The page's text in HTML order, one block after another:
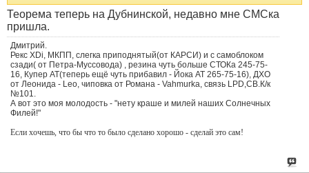
Теорема теперь на Дубнинской, недавно мне СМСка
пришла.
Дмитрий.
Рекс XDi, МКПП, слегка приподнятый(от КАРСИ) и с самоблоком
сзади( от Петра-Муссовода) , резина чуть больше СТОКа 245-75-
16, Купер АТ(теперь ещё чуть прибавил - Йока АТ 265-75-16), ДХО
от Леонида - Leo, чиповка от Романа - Vahmurka, связь LPD,CB.К/к
№101.
А вот это моя молодость - "нету краше и милей наших Солнечных
Филей!"
Если хочешь, что бы что то было сделано хорошо - сделай это сам!